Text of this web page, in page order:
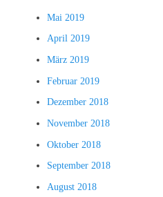
Mai 2019
April 2019
März 2019
Februar 2019
Dezember 2018
November 2018
Oktober 2018
September 2018
August 2018